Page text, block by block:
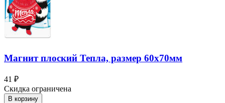
Магнит плоский Тепла, размер 60х70мм
41 ₽
Скидка ограничена
В корзину